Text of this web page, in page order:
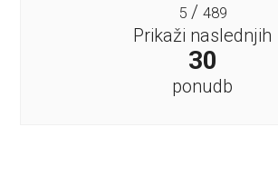
5/ 489
Prikaži naslednjih
30
ponudb